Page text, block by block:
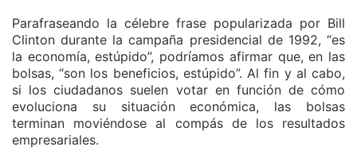
Parafraseando la célebre frase popularizada por Bill
Clinton durante la campaña presidencial de 1992, “es
la economía, estúpido”, podríamos afirmar que, en las
bolsas, “son los beneficios, estúpido”. Al fin y al cabo,
si los ciudadanos suelen votar en función de cómo
evoluciona su situación económica, las bolsas
terminan moviéndose al compás de los resultados
empresariales.